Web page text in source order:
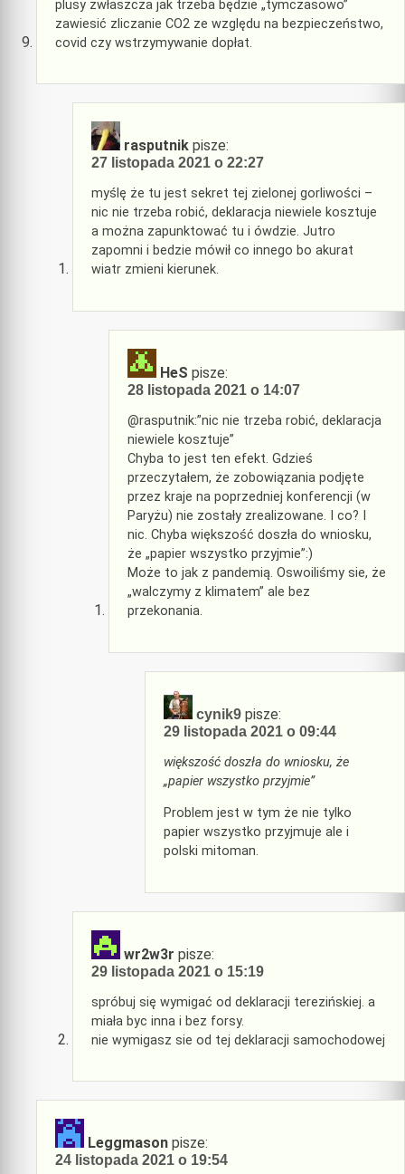
plusy zwłaszcza jak trzeba będzie „tymczasowo”
zawiesić zliczanie CO2 ze względu na bezpieczeństwo,
covid czy wstrzymywanie dopłat.
rasputnik pisze:
27 listopada 2021 o 22:27
myślę że tu jest sekret tej zielonej gorliwości –
nic nie trzeba robić, deklaracja niewiele kosztuje
a można zapunktować tu i ówdzie. Jutro
zapomni i bedzie mówił co innego bo akurat
wiatr zmieni kierunek.
HeS pisze:
28 listopada 2021 o 14:07
@rasputnik:”nic nie trzeba robić, deklaracja
niewiele kosztuje”
Chyba to jest ten efekt. Gdzieś
przeczytałem, że zobowiązania podjęte
przez kraje na poprzedniej konferencji (w
Paryżu) nie zostały zrealizowane. I co? I
nic. Chyba większość doszła do wniosku,
że „papier wszystko przyjmie”:)
Może to jak z pandemią. Oswoiliśmy sie, że
„walczymy z klimatem” ale bez
przekonania.
cynik9 pisze:
29 listopada 2021 o 09:44
większość doszła do wniosku, że
„papier wszystko przyjmie”
Problem jest w tym że nie tylko
papier wszystko przyjmuje ale i
polski mitoman.
wr2w3r pisze:
29 listopada 2021 o 15:19
spróbuj się wymigać od deklaracji terezińskiej. a
miała byc inna i bez forsy.
nie wymigasz sie od tej deklaracji samochodowej
Leggmason pisze:
24 listopada 2021 o 19:54